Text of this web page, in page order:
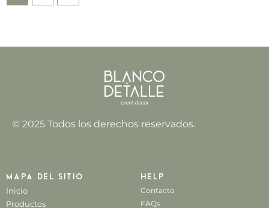
© 2025 Todos los derechos reservados.
Mapa del sitio
Inicio
Productos
Help
Contacto
FAQs